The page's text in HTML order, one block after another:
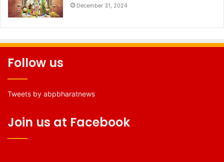
December 31, 2024
Follow us
Tweets by abpbharatnews
Join us at Facebook